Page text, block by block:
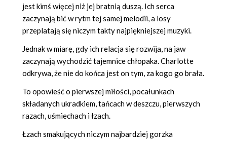
jest kimś więcej niż jej bratnią duszą. Ich serca
zaczynają bić w rytm tej samej melodii, a losy
przeplatają się niczym takty najpiękniejszej muzyki.
Jednak w miarę, gdy ich relacja się rozwija, na jaw
zaczynają wychodzić tajemnice chłopaka. Charlotte
odkrywa, że nie do końca jest on tym, za kogo go brała.
To opowieść o pierwszej miłości, pocałunkach
składanych ukradkiem, tańcach w deszczu, pierwszych
razach, uśmiechach i łzach.
Łzach smakujących niczym najbardziej gorzka